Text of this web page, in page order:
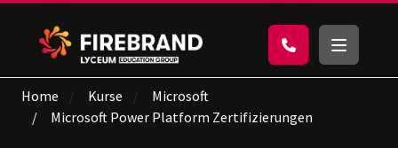
Home Kurse
Microsoft
Microsoft Power Platform Zertifizierungen